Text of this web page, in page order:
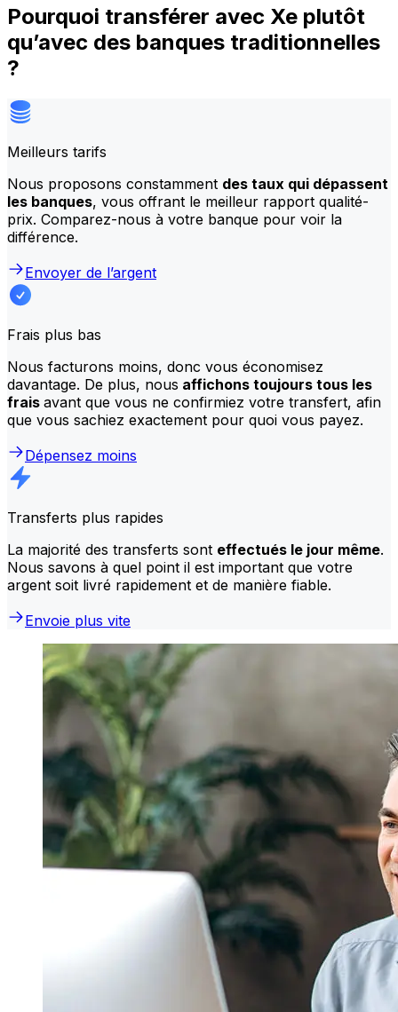
Pourquoi transférer avec Xe plutôt
qu’avec des banques traditionnelles
?
Meilleurs tarifs
Nous proposons constamment des taux qui dépassent
les banques, vous offrant le meilleur rapport qualité-
prix. Comparez-nous à votre banque pour voir la
différence.
Envoyer de l’argent
Frais plus bas
Nous facturons moins, donc vous économisez
davantage. De plus, nous affichons toujours tous les
frais avant que vous ne confirmiez votre transfert, afin
que vous sachiez exactement pour quoi vous payez.
Dépensez moins
Transferts plus rapides
La majorité des transferts sont effectués le jour même.
Nous savons à quel point il est important que votre
argent soit livré rapidement et de manière fiable.
Envoie plus vite